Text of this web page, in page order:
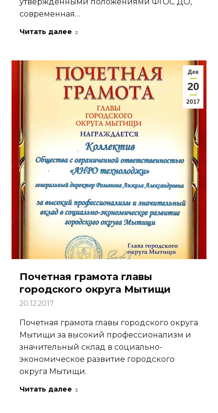
современная…
Читать далее
Дек
20
2017
Почетная грамота главы
городского округа Мытищи
20.12.2017
Почетная грамота главы городского округа
Мытищи за высокий профессионализм и
значительный склад в социально-
экономическое развитие городского
округа Мытищи.
Читать далее